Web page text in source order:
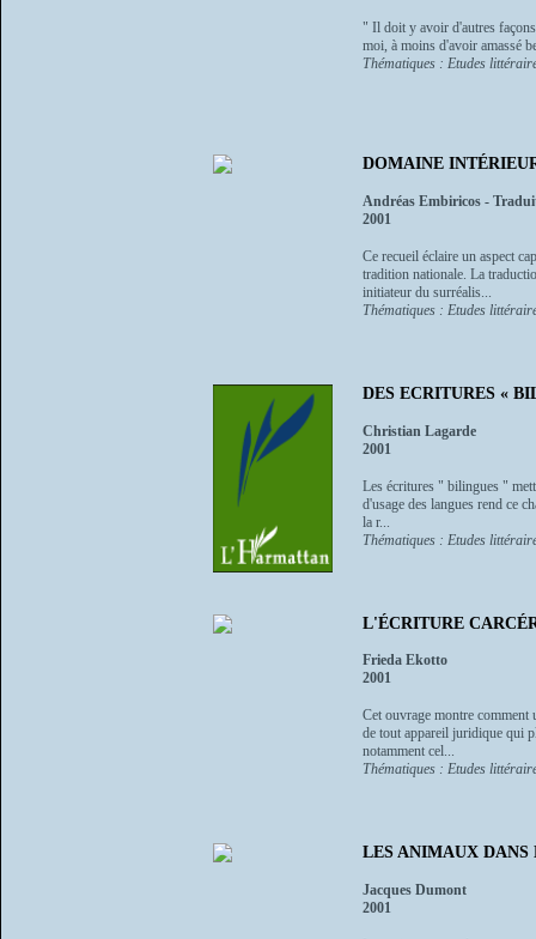
" Il doit y avoir d'autres
moi, à moins d'avoir amassé
Thématiques : Etudes
DOMAINE
Andréas Embiricos -
2001
Ce recueil éclaire un aspect
tradition nationale. La
initiateur du surréalis...
Thématiques : Etudes
DES ECRITURES «
Christian Lagarde
2001
Les écritures " bilingues "
d'usage des langues rend ce
la r...
Thématiques : Etudes
L'ÉCRITURE
Frieda Ekotto
2001
Cet ouvrage montre comment
de tout appareil juridique qui
notamment cel...
Thématiques : Etudes
LES ANIMAUX
Jacques Dumont
2001